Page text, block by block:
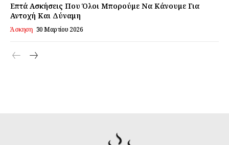
Επτά Ασκήσεις Που Όλοι Μπορούμε Να Κάνουμε Για
Αντοχή Και Δύναμη
Άσκηση 30 Μαρτίου 2026